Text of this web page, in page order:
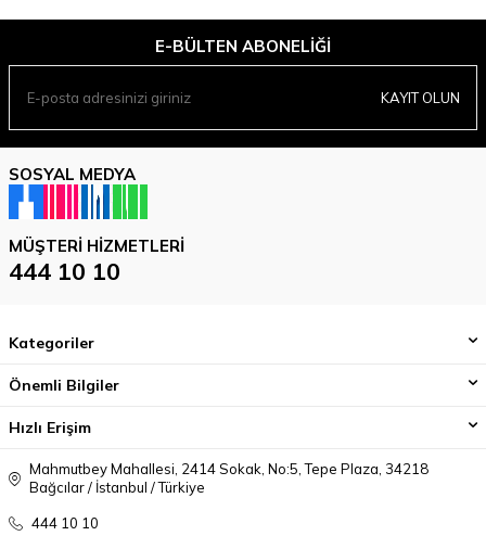
E-BÜLTEN ABONELIĞI
KAYIT OLUN
SOSYAL MEDYA
MÜŞTERI HIZMETLERI
444 10 10
Kategoriler
Önemli Bilgiler
Hızlı Erişim
Mahmutbey Mahallesi, 2414 Sokak, No:5, Tepe Plaza, 34218
Bağcılar / İstanbul / Türkiye
444 10 10